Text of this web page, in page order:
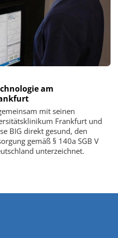
am
mit seinen
Frankfurt und
BIG direkt gesund, den
gemäß § 140a SGB V
unterzeichnet.